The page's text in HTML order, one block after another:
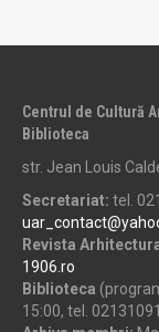
Centrul de Cultură
Biblioteca
str. Jean Louis
Secretariat: tel.
Revista
1906.ro
Biblioteca
15:00, tel.